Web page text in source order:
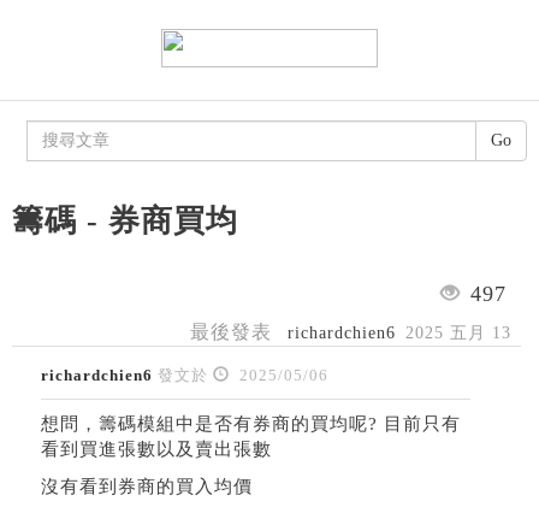
籌碼 - 券商買均
497
最後發表 richardchien6 2025 五月 13
richardchien6 發文於 2025/05/06
想問，籌碼模組中是否有券商的買均呢? 目前只有
看到買進張數以及賣出張數
沒有看到券商的買入均價
Go